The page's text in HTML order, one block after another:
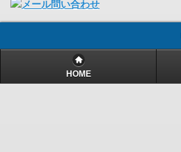
HOME